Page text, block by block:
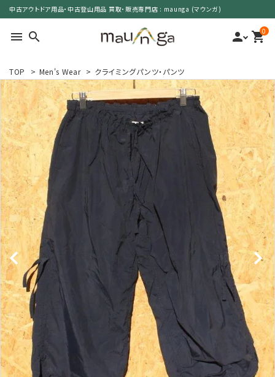
中古アウトドア用品・中古登山用品 買取・販売専門店 : maunga (マウンガ)
menu search person 0
shopping_cart
search
カテゴリーで選ぶ
サイズで選ぶ
特集で選ぶ
価格で選ぶ
買取案内
レンタル・修理
店舗情報
POLICY
INFORMATION
TOP > Men's Wear > クライミングパンツ・パンツ